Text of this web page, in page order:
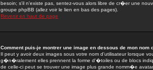
besoin; s'il n'existe pas, sentez-vous alors libre de cr�er une
groupe phpBB (allez voir le lien en bas des pages).
Revenir en haut de page
Comment puis-je montrer une image en dessous de mon nom
Il peut y avoir deux images sous votre nom d'utilisateur lorsque
g�n�ralement elles prennent la forme d'�toiles ou de blocs
de celle-ci peut se trouver une image plus grande nomm�e